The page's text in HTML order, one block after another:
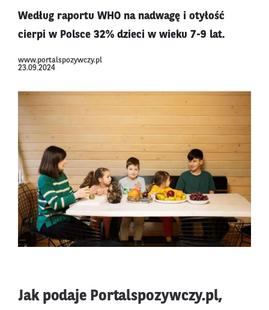
Według raportu WHO na nadwagę i otyłość
cierpi w Polsce 32% dzieci w wieku 7-9 lat.
www.portalspozywczy.pl
23.09.2024
Jak podaje Portalspozywczy.pl,